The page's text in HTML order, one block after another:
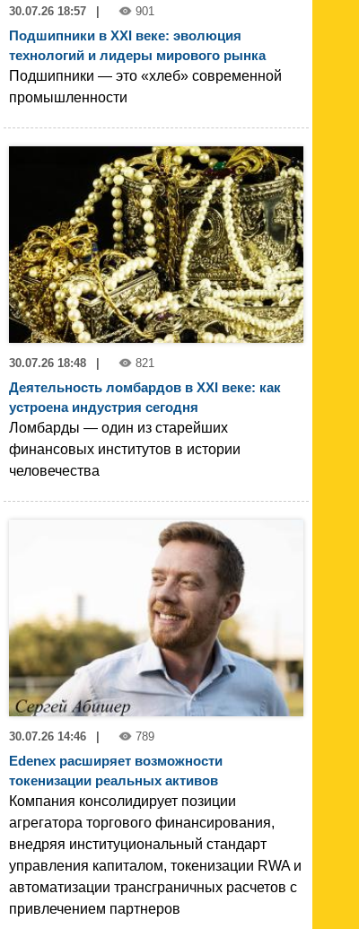
30.07.26 18:57 901
Подшипники в XXI веке: эволюция
технологий и лидеры мирового рынка
Подшипники — это «хлеб» современной
промышленности
30.07.26 18:48 821
Деятельность ломбардов в XXI веке: как
устроена индустрия сегодня
Ломбарды — один из старейших
финансовых институтов в истории
человечества
30.07.26 14:46 | 789
Edenex расширяет возможности
токенизации реальных активов
Компания консолидирует позиции
агрегатора торгового финансирования,
внедряя институциональный стандарт
управления капиталом, токенизации RWA и
автоматизации трансграничных расчетов с
привлечением партнеров